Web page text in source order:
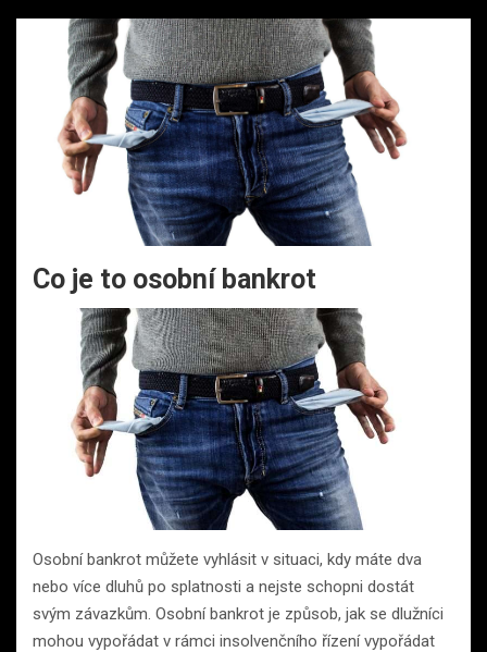
Co je to osobní bankrot
Osobní bankrot můžete vyhlásit v situaci, kdy máte dva
nebo více dluhů po splatnosti a nejste schopni dostát
svým závazkům. Osobní bankrot je způsob, jak se dlužníci
mohou vypořádat v rámci insolvenčního řízení vypořádat